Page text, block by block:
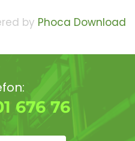
by Phoca Download
676 76